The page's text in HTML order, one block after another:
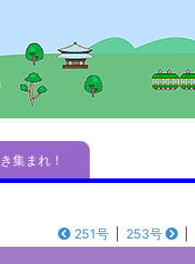
集まれ！
251号 253号